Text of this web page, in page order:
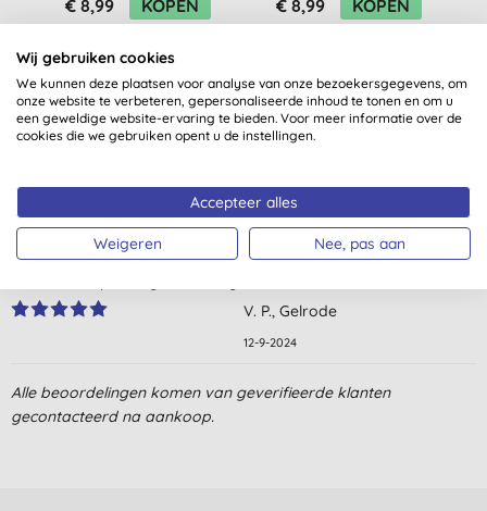
€ 8,99 KOPEN € 8,99 KOPEN
Klantbeoordelingen
5,0van 5 (1 beoordeling)
V. P., Gelrode
12-9-2024
Alle beoordelingen komen van geverifieerde klanten
gecontacteerd na aankoop.
Wij gebruiken cookies
We kunnen deze plaatsen voor analyse van onze bezoekersgegevens, om
onze website te verbeteren, gepersonaliseerde inhoud te tonen en om u
een geweldige website-ervaring te bieden. Voor meer informatie over de
cookies die we gebruiken opent u de instellingen.
Accepteer alles
Weigeren Nee, pas aan